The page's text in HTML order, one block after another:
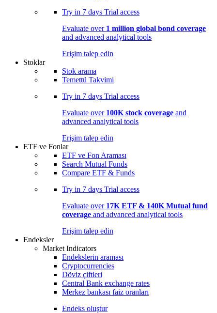
Try in 7 days Trial access
Evaluate over 1 million global bond coverage
and advanced analytical tools
Erişim talep edin
Stoklar
Stok arama
Temettü Takvimi
Try in 7 days Trial access
Evaluate over 100K stock coverage and
advanced analytical tools
Erişim talep edin
ETF ve Fonlar
ETF ve Fon Araması
Search Mutual Funds
Compare ETF & Funds
Try in 7 days Trial access
Evaluate over 17K ETF & 140K Mutual fund
coverage and advanced analytical tools
Erişim talep edin
Endeksler
Market Indicators
Endekslerin araması
Cryptocurrencies
Döviz çiftleri
Central Bank exchange rates
Merkez bankası faiz oranları
Endeks oluştur